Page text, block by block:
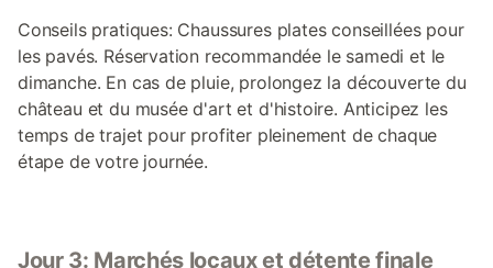
Conseils pratiques: Chaussures plates conseillées pour
les pavés. Réservation recommandée le samedi et le
dimanche. En cas de pluie, prolongez la découverte du
château et du musée d'art et d'histoire. Anticipez les
temps de trajet pour profiter pleinement de chaque
étape de votre journée.
Jour 3: Marchés locaux et détente finale